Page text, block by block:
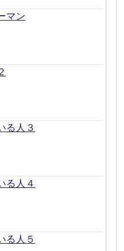
マン
人３
人４
人５